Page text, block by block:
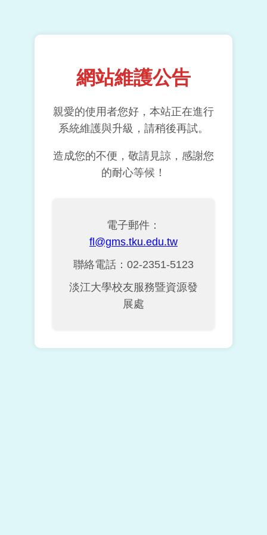
網站維護公告
親愛的使用者您好，本站正在進行
系統維護與升級，請稍後再試。
造成您的不便，敬請見諒，感謝您
的耐心等候！
電子郵件：
fl@gms.tku.edu.tw
聯絡電話：02-2351-5123
淡江大學校友服務暨資源發
展處